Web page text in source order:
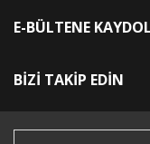
E-BÜLTENE
BİZİ TAKİP EDİN